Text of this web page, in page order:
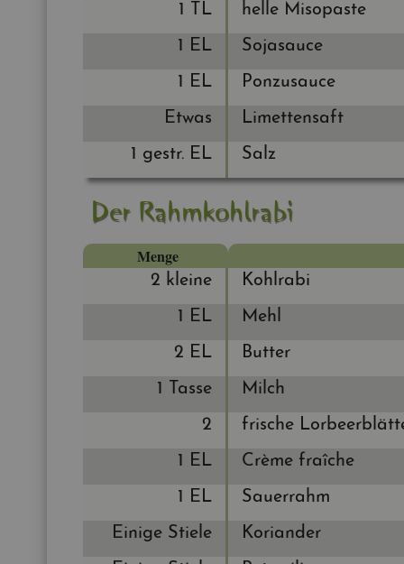
1 TL
helle Mi­so­pa­ste
1 EL
So­ja­sauce
1 EL
Pon­zu­sauce
Etwas
Li­met­ten­saft
1 gestr. EL
Salz
Der Rahm­kohl­ra­bi
Menge
2 klei­ne
Kohl­ra­bi
1 EL
Mehl
2 EL
But­ter
1 Tasse
Milch
2
fri­sche
1 EL
Crème fraîche
1 EL
Sauer­rahm
Ei­ni­ge Stie­le
Ko­ri­an­der